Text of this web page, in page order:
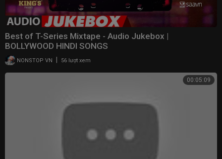
Best of T-Series Mixtape - Audio Jukebox |
BOLLYWOOD HINDI SONGS
NONSTOP VN 56 lượt xem
00:05:09